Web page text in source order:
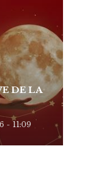
DE LA
- 11:09